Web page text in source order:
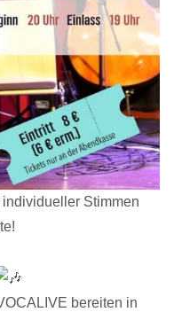
Stimmen
bereiten in